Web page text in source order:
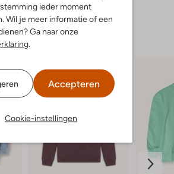
ieder moment
Wil je meer informatie of een
Ga naar onze
.
Accepteren
Cookie-instellingen